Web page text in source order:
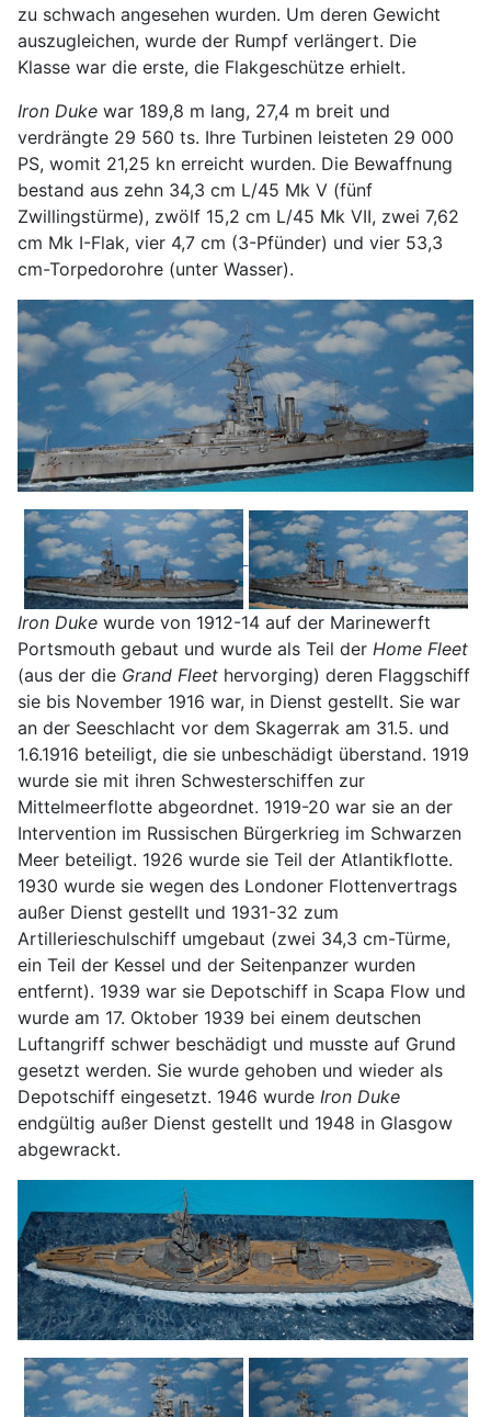
zu schwach angesehen wurden. Um deren Gewicht
auszugleichen, wurde der Rumpf verlängert. Die
Klasse war die erste, die Flakgeschütze erhielt.
Iron Duke war 189,8 m lang, 27,4 m breit und
verdrängte 29 560 ts. Ihre Turbinen leisteten 29 000
PS, womit 21,25 kn erreicht wurden. Die Bewaffnung
bestand aus zehn 34,3 cm L/45 Mk V (fünf
Zwillingstürme), zwölf 15,2 cm L/45 Mk VII, zwei 7,62
cm Mk I-Flak, vier 4,7 cm (3-Pfünder) und vier 53,3
cm-Torpedorohre (unter Wasser).
Iron Duke wurde von 1912-14 auf der Marinewerft
Portsmouth gebaut und wurde als Teil der Home Fleet
(aus der die Grand Fleet hervorging) deren Flaggschiff
sie bis November 1916 war, in Dienst gestellt. Sie war
an der Seeschlacht vor dem Skagerrak am 31.5. und
1.6.1916 beteiligt, die sie unbeschädigt überstand. 1919
wurde sie mit ihren Schwesterschiffen zur
Mittelmeerflotte abgeordnet. 1919-20 war sie an der
Intervention im Russischen Bürgerkrieg im Schwarzen
Meer beteiligt. 1926 wurde sie Teil der Atlantikflotte.
1930 wurde sie wegen des Londoner Flottenvertrags
außer Dienst gestellt und 1931-32 zum
Artillerieschulschiff umgebaut (zwei 34,3 cm-Türme,
ein Teil der Kessel und der Seitenpanzer wurden
entfernt). 1939 war sie Depotschiff in Scapa Flow und
wurde am 17. Oktober 1939 bei einem deutschen
Luftangriff schwer beschädigt und musste auf Grund
gesetzt werden. Sie wurde gehoben und wieder als
Depotschiff eingesetzt. 1946 wurde Iron Duke
endgültig außer Dienst gestellt und 1948 in Glasgow
abgewrackt.